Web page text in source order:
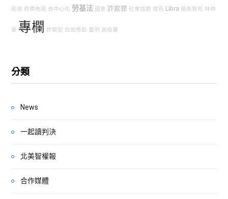
底撈 商標佈局 去中心化 勞基法 國會 詐欺罪 社會話題 提告 Libra 過失致死 林仲
豪 專欄 詐欺犯 白田秀彰 量刑 高檢署
分類
News
一起讀判決
北美智權報
合作媒體